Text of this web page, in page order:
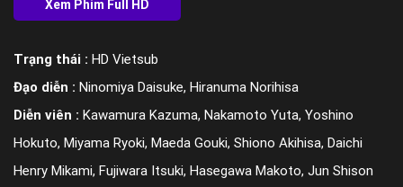
Trạng thái : HD Vietsub
Đạo diễn : Ninomiya Daisuke, Hiranuma Norihisa
Diễn viên : Kawamura Kazuma, Nakamoto Yuta, Yoshino
Hokuto, Miyama Ryoki, Maeda Gouki, Shiono Akihisa, Daichi
Henry Mikami, Fujiwara Itsuki, Hasegawa Makoto, Jun Shison